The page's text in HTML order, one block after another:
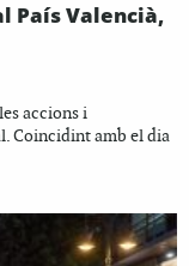
País Valencià,
accions i
Coincidint amb el dia